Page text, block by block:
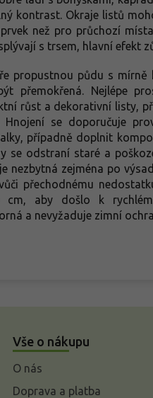
kontrast. Okraje listů
než pro průchozí
s trsem, hlavní efekt
propustnou půdu s mírně
přemokřená. Nejlépe
růst a dekorativní listy,
Hnojení se doporučuje
případně doplnit
se odstraní staré a
nezbytná zejména po
přechodnému
cm, aby došlo k
a nevyžaduje zimní
Vše o nákupu
O nás
Doprava a platba